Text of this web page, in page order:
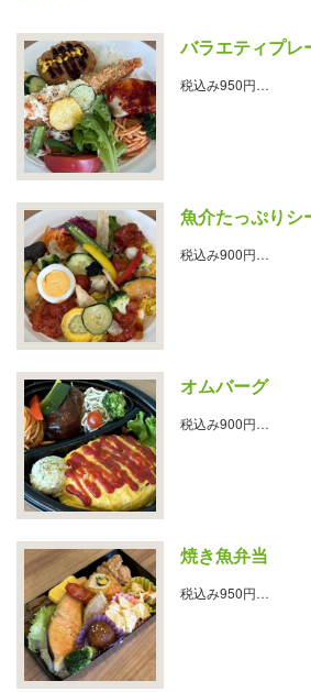
バラエティプレ
税込み950円…
魚介たっぷりシ
税込み900円…
オムバーグ
税込み900円…
焼き魚弁当
税込み950円…